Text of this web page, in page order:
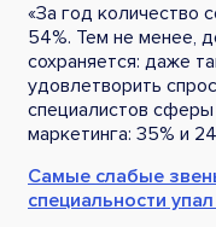
«За год количество
54%. Тем не менее,
сохраняется: даже
удовлетворить
специалистов сферы
маркетинга: 35% и
Самые слабые
специальности